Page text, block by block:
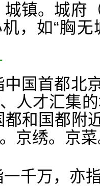
镇。城府
，如“胸
国首都北
人才汇集
都和国都附
京绣。京
千万，亦